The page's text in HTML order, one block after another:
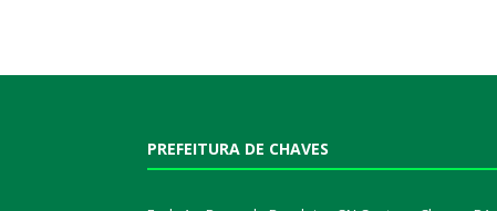
PREFEITURA DE CHAVES